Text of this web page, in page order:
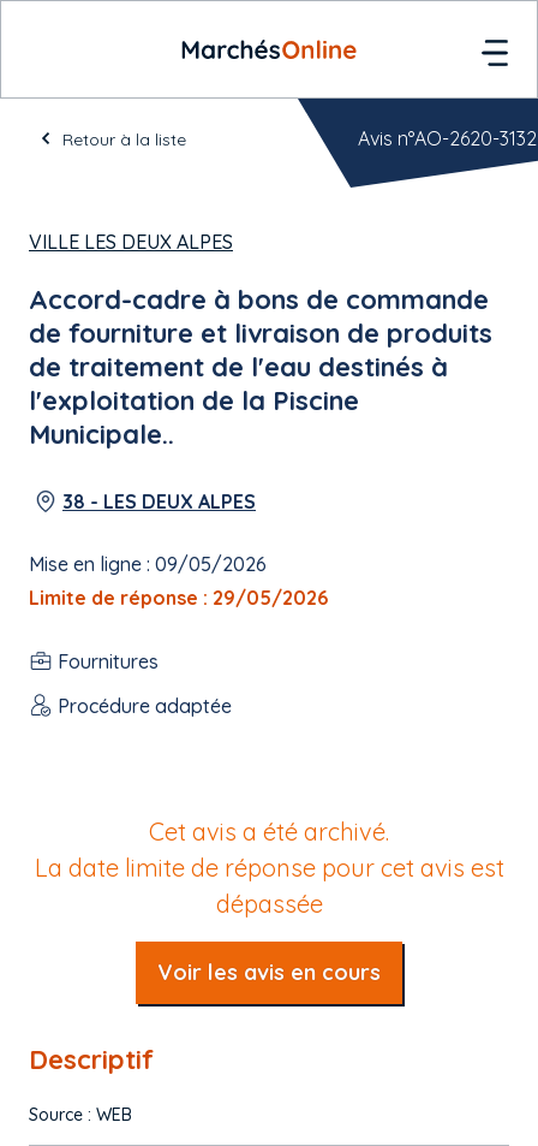
Retour à la liste
VILLE LES DEUX ALPES
Accord-cadre à bons de commande
de fourniture et livraison de produits
de traitement de l'eau destinés à
l'exploitation de la Piscine
Municipale..
38 - LES DEUX ALPES
Mise en ligne : 09/05/2026
Limite de réponse : 29/05/2026
Fournitures
Procédure adaptée
Avis n°AO-2620-3132
Cet avis a été archivé.
La date limite de réponse pour cet avis est
dépassée
Voir les avis en cours
Descriptif
Source : WEB